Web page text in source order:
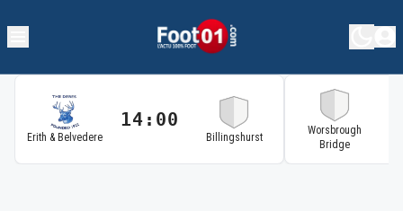
Erith & Belvedere
14:00
Billingshurst
Worsbrough
Bridge